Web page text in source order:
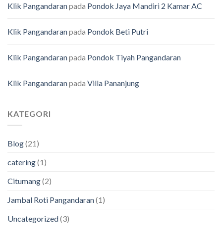
Klik Pangandaranpada Pondok Jaya Mandiri 2 Kamar AC
Klik Pangandaranpada Pondok Beti Putri
Klik Pangandaranpada Pondok Tiyah Pangandaran
Klik Pangandaranpada Villa Pananjung
KATEGORI
Blog(21)
catering(1)
Citumang(2)
Jambal Roti Pangandaran(1)
Uncategorized(3)